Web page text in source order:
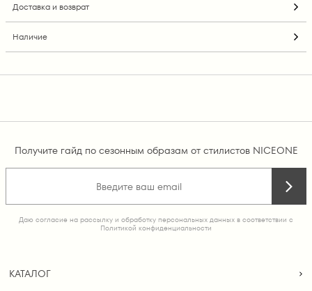
Доставка и возврат
Наличие
Получите гайд по сезонным образам от стилистов NICEONE
Даю согласие на рассылку и обработку персональных данных в соответствии с
Политикой конфиденциальности
КАТАЛОГ